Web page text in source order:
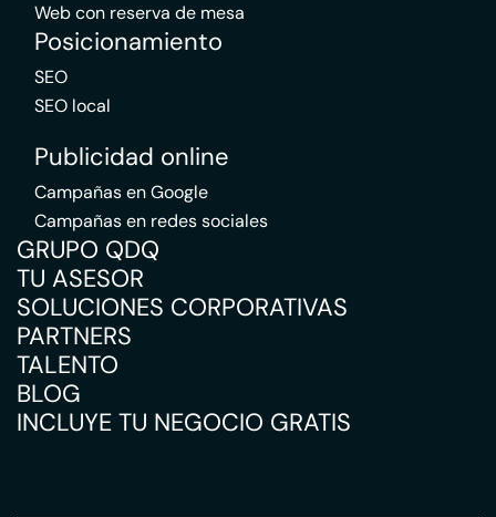
Web con reserva de mesa
Posicionamiento
SEO
SEO local
Publicidad online
Campañas en Google
Campañas en redes sociales
GRUPO QDQ
TU ASESOR
SOLUCIONES CORPORATIVAS
PARTNERS
TALENTO
BLOG
INCLUYE TU NEGOCIO GRATIS